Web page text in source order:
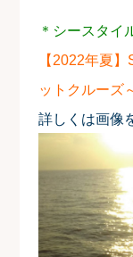
＊シースタイ
【2022年夏
ットクルーズ
詳しくは画像